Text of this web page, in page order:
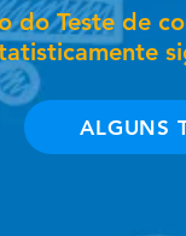
do Teste de
ALGUNS